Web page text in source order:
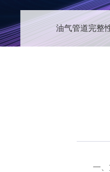
油气管道完整
一